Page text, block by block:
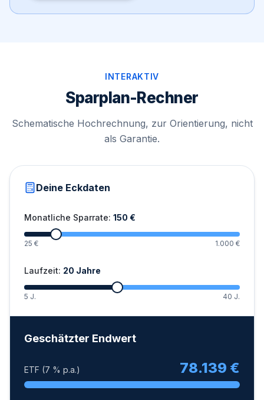
INTERAKTIV
Sparplan-Rechner
Schematische Hochrechnung, zur Orientierung, nicht
als Garantie.
Deine Eckdaten
Monatliche Sparrate: 150 €
25 € 1.000 €
Laufzeit: 20 Jahre
5 J. 40 J.
Geschätzter Endwert
ETF (7 % p.a.) 78.139 €